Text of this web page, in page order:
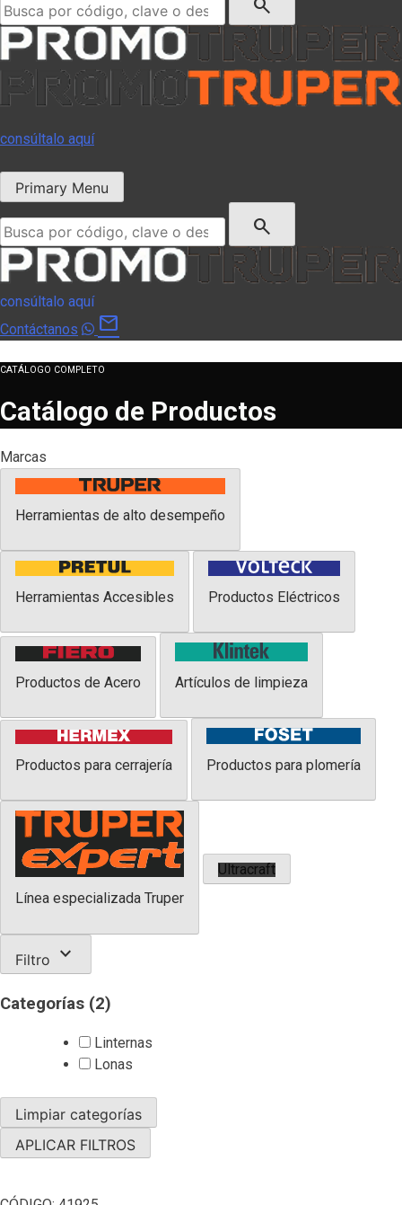
consúltalo aquí
Primary Menu
search
consúltalo aquí
Contáctanos
mail
CATÁLOGO COMPLETO
Catálogo de Productos
Marcas
Herramientas de alto desempeño
Herramientas Accesibles Productos Eléctricos
Productos de Acero Artículos de limpieza
Productos para cerrajería Productos para plomería
Línea especializada Truper
Ultracraft
Filtro expand_more
Categorías (2)
Linternas
Lonas
Limpiar categorías
APLICAR FILTROS